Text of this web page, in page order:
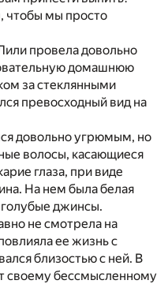
чтобы мы просто
провела довольно
домашнюю
за стеклянными
превосходный вид на
довольно угрюмым, но
волосы, касающиеся
глаза, при виде
На нем была белая
голубые джинсы.
не смотрела на
ее жизнь с
близостью с ней. В
своему бессмысленному